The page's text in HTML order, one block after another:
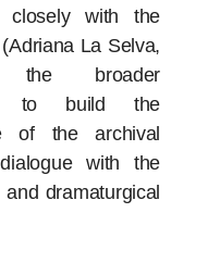
closely with the
La Selva,
the broader
to build the
of the archival
with the
and dramaturgical